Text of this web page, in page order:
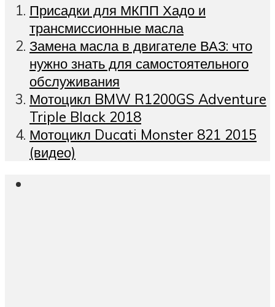
Присадки для МКПП Хадо и
трансмиссионные масла
Замена масла в двигателе ВАЗ: что
нужно знать для самостоятельного
обслуживания
Мотоцикл BMW R1200GS Adventure
Triple Black 2018
Мотоцикл Ducati Monster 821 2015
(видео)